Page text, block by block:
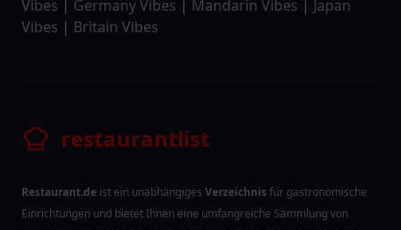
Vibes | Germany Vibes | Mandarin Vibes | Japan
Vibes | Britain Vibes
restaurantlist
Restaurant.de ist ein unabhängiges Verzeichnisfür gastronomische
Einrichtungen und bietet Ihnen eine umfangreiche Sammlung von